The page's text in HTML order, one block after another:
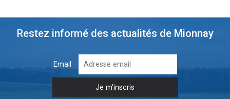
Restez informé des actualités de Mionnay
Email